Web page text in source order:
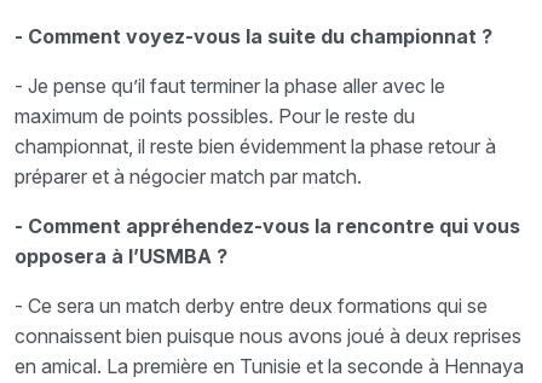
- Comment voyez-vous la suite du championnat ?
- Je pense qu’il faut terminer la phase aller avec le
maximum de points possibles. Pour le reste du
championnat, il reste bien évidemment la phase retour à
préparer et à négocier match par match.
- Comment appréhendez-vous la rencontre qui vous
opposera à l’USMBA ?
- Ce sera un match derby entre deux formations qui se
connaissent bien puisque nous avons joué à deux reprises
en amical. La première en Tunisie et la seconde à Hennaya